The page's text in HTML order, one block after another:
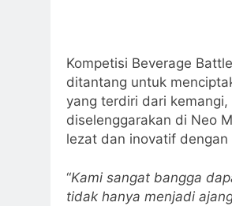
Kompetisi Beverage
ditantang untuk
yang terdiri dari
diselenggarakan di Neo
lezat dan inovatif
“Kami sangat bangga
tidak hanya menjadi